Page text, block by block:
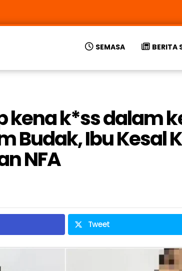
SEMASA BERITA
kena k*ss dalam
Budak, Ibu Kesal
NFA
Tweet